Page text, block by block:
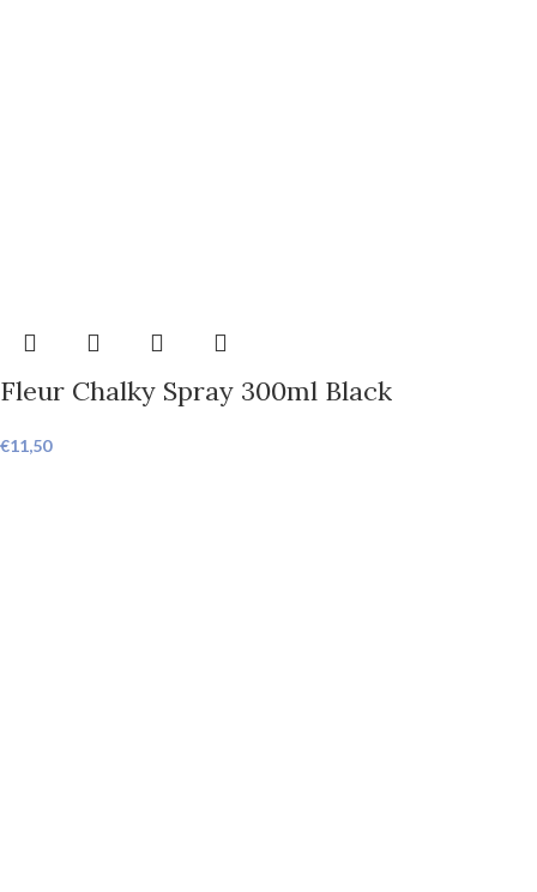
Fleur Chalky Spray 300ml Black
€11,50